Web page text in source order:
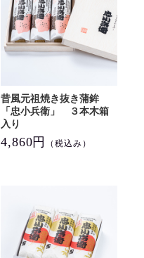
昔風元祖焼き抜き蒲鉾
「忠小兵衛」 ３本木箱
入り
4,860円 （税込み）